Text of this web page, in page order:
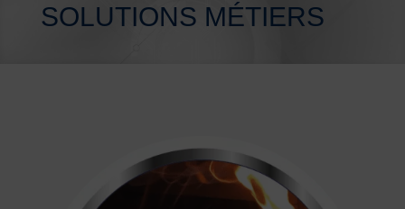
SOLUTIONS MÉTIERS